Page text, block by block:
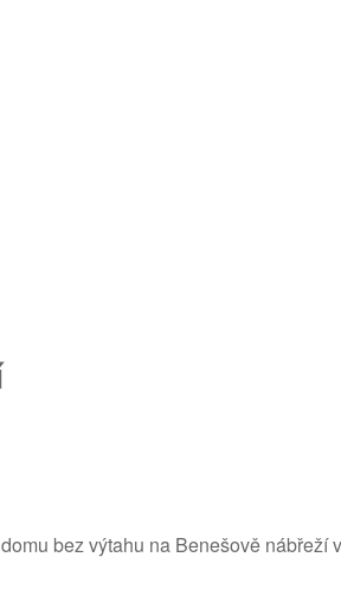
bez výtahu na Benešově